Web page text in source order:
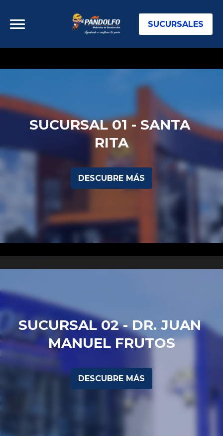
SUCURSALES
SUCURSAL 01 - SANTA
RITA
DESCUBRE MÁS
SUCURSAL 02 - DR. JUAN
MANUEL FRUTOS
DESCUBRE MÁS